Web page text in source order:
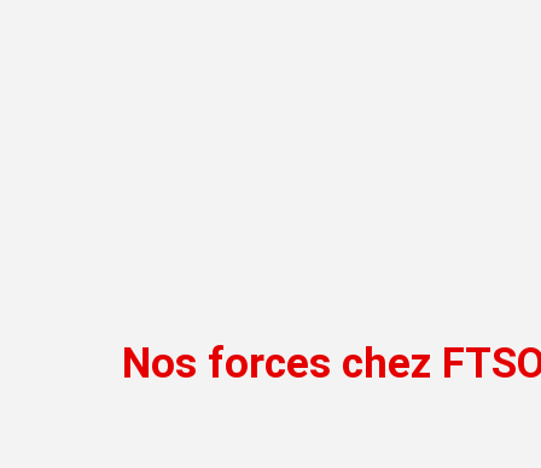
Nos forces chez